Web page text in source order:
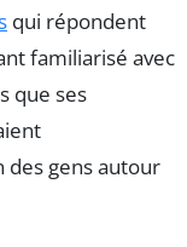
qui répondent
familiarisé avec
que ses
gens autour